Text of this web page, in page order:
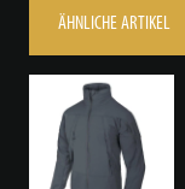
ÄHNLICHE ARTIKEL